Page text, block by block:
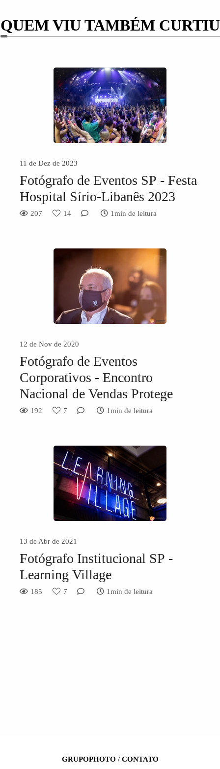
QUEM VIU TAMBÉM CURTIU
11 de Dez de 2023
Fotógrafo de Eventos SP - Festa
Hospital Sírio-Libanês 2023
207 14 1min de leitura
12 de Nov de 2020
Fotógrafo de Eventos
Corporativos - Encontro
Nacional de Vendas Protege
192 7 1min de leitura
13 de Abr de 2021
Fotógrafo Institucional SP -
Learning Village
185 7 1min de leitura
GRUPOPHOTO / CONTATO